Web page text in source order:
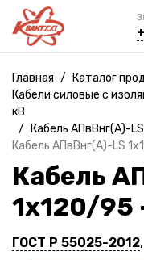
Главная / Каталог
Кабели силовые с
кВ
/
Кабель АПвВнг(A)-
Кабель АПвВнг(A)-LS
Кабель
1х120/95
ГОСТ Р 55025-2012